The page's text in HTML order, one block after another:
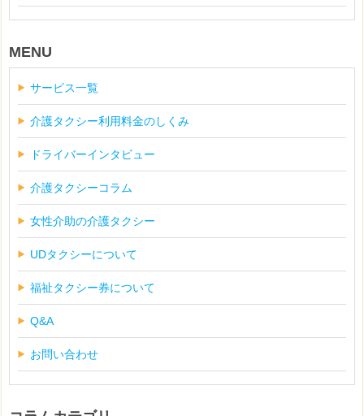
MENU
サービス一覧
介護タクシー利用料金のしくみ
ドライバーインタビュー
介護タクシーコラム
女性介助の介護タクシー
UDタクシーについて
福祉タクシー券について
Q&A
お問い合わせ